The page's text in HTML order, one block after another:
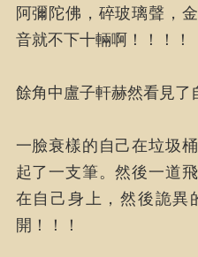
阿彌陀佛，碎玻璃聲，
音就不下十輛啊！！！！
餘角中盧子軒赫然看見了
一臉衰樣的自己在垃圾
起了一支筆。然後一道
在自己身上，然後詭異
開！！！